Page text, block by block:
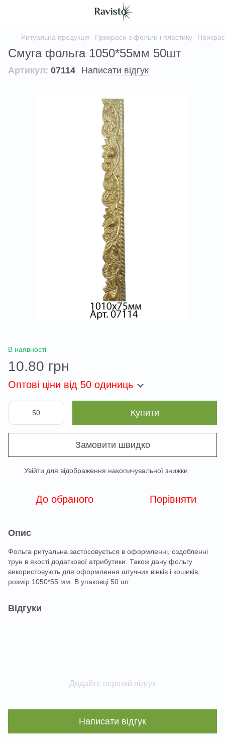
Ритуальна продукція Прикраси з фольги і пластику
Смуга фольга 1050*55мм 50шт
Артикул: 07114 Написати відгук
В наявності
10.80 грн
Оптові ціни від 50 одиниць
Купити
Замовити швидко
Увійти для відображення накопичувальної знижки
До обраного Порівняти
Опис
Фольга ритуальна застосовується в оформленні, оздобленні
трун в якості додаткової атрибутики. Також дану фольгу
використовують для оформлення штучних вінків і кошиків,
розмір 1050*55 мм. В упаковці 50 шт.
Відгуки
Додайте перший відгук
Написати відгук